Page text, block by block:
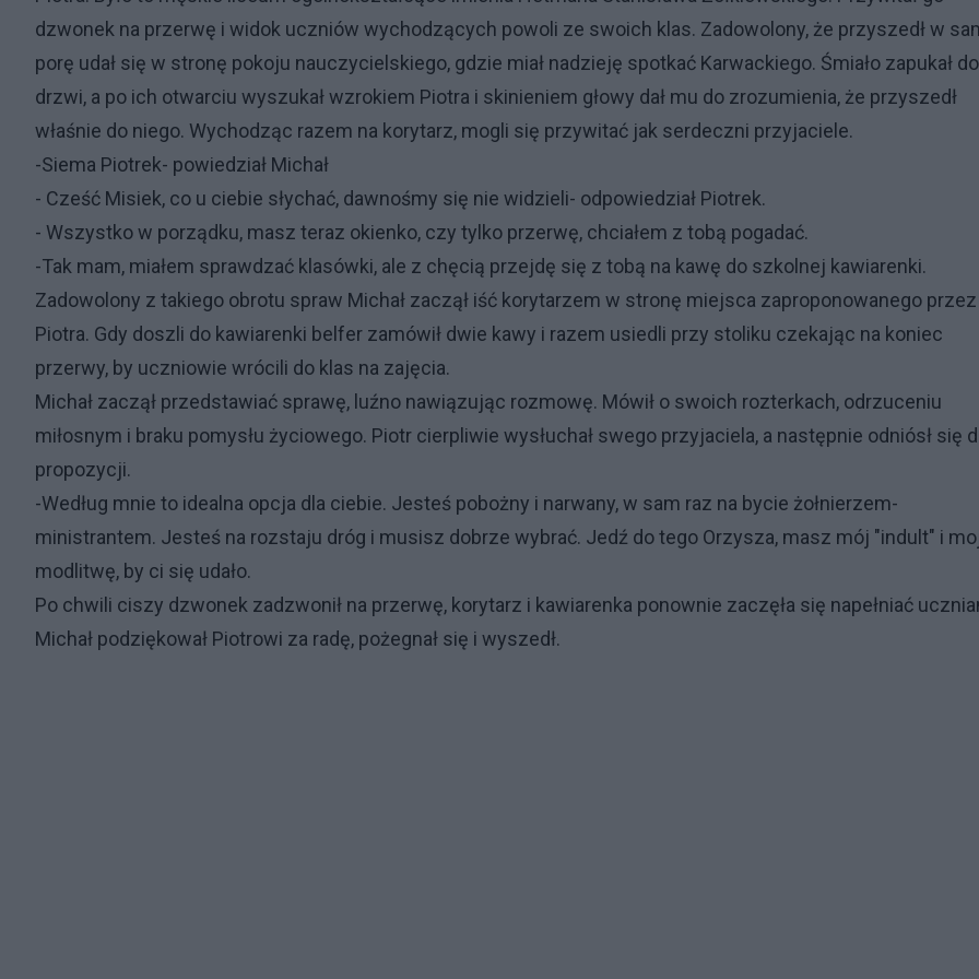
dzwonek na przerwę i widok uczniów wychodzących powoli ze swoich klas. Zadowolony, że przyszedł w
porę udał się w stronę pokoju nauczycielskiego, gdzie miał nadzieję spotkać Karwackiego. Śmiało zapukał do
drzwi, a po ich otwarciu wyszukał wzrokiem Piotra i skinieniem głowy dał mu do zrozumienia, że przyszedł
właśnie do niego. Wychodząc razem na korytarz, mogli się przywitać jak serdeczni przyjaciele.
-Siema Piotrek- powiedział Michał
- Cześć Misiek, co u ciebie słychać, dawnośmy się nie widzieli- odpowiedział Piotrek.
- Wszystko w porządku, masz teraz okienko, czy tylko przerwę, chciałem z tobą pogadać.
-Tak mam, miałem sprawdzać klasówki, ale z chęcią przejdę się z tobą na kawę do szkolnej kawiarenki.
Zadowolony z takiego obrotu spraw Michał zaczął iść korytarzem w stronę miejsca zaproponowanego przez
Piotra. Gdy doszli do kawiarenki belfer zamówił dwie kawy i razem usiedli przy stoliku czekając na koniec
przerwy, by uczniowie wrócili do klas na zajęcia.
Michał zaczął przedstawiać sprawę, luźno nawiązując rozmowę. Mówił o swoich rozterkach, odrzuceniu
miłosnym i braku pomysłu życiowego. Piotr cierpliwie wysłuchał swego przyjaciela, a następnie odniósł się
propozycji.
-Według mnie to idealna opcja dla ciebie. Jesteś pobożny i narwany, w sam raz na bycie żołnierzem-
ministrantem. Jesteś na rozstaju dróg i musisz dobrze wybrać. Jedź do tego Orzysza, masz mój "indult" i
modlitwę, by ci się udało.
Po chwili ciszy dzwonek zadzwonił na przerwę, korytarz i kawiarenka ponownie zaczęła się napełniać
Michał podziękował Piotrowi za radę, pożegnał się i wyszedł.